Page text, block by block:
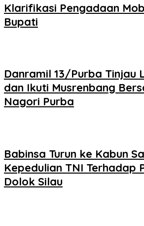
Klarifikasi Pengadaan
Bupati
Danramil 13/Purba Tinjau
dan Ikuti Musrenbang
Nagori Purba
Babinsa Turun ke Kabun
Kepedulian TNI Terhadap
Dolok Silau